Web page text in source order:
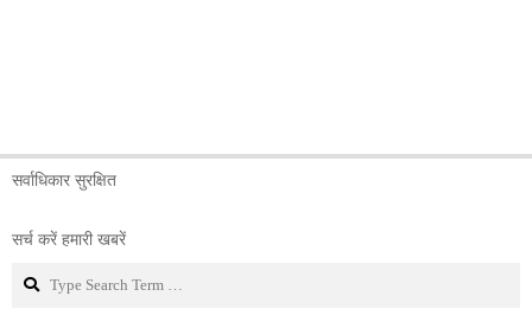
सर्वाधिकार सुरक्षित
सर्च करें हमारी खबरें